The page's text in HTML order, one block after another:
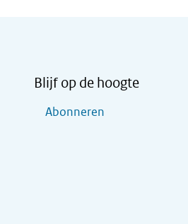
Blijf op de hoogte
Abonneren